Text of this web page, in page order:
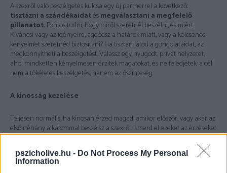
pszicholive.hu - Do Not Process My Personal
Information
A szexről való beszélgetés kulcsa egy új partnerrel a következő:
tisztázni a szándékaidatésmegválasztani a megfelelő
pillanatot.Fontos tudni, hogy miről szeretnél beszélni, és miért.
Kíváncsi vagy az igényeire, aggódsz a határok miatt, vagy a kölcsönös
kényelmet szeretnéd biztosítani? Ha tisztán látod a gondolataidat, az
megkönnyítheti a beszélgetést. Válassz egy nyugodt, privát helyzetet,
ahol mindketten kényelmesen érzitek magatokat, és ne feledjétek: a cél
nem a tökéletes beszélgetés, hanem az őszinteség.
A kínosság kezelése
Teljesen normális, ha kínosan érzed magad, amikor először, vagy akár az
első néhány alkalommal beszélsz a szexről. Ismerd el ezeket az érzéseket
előre – ez valójában megkönnyítheti a beszélgetést. Ha olyasmit
mondasz, hogy
„Ez talán kicsit kínosnak tűnhet, de szerintem fontos a
szexről beszélni”,az segíthet megtörni a jeget, és mindkettőtöknek
megérkezni a témához. Amíg a szándékod világos, a törődés és a tisztelet